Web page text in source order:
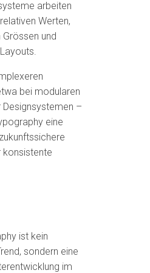
arbeiten
Werten,
und
bei modularen
–
eine
konsistente
ist kein
sondern eine
im